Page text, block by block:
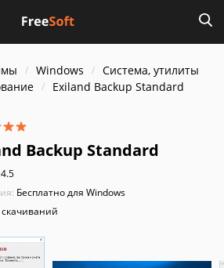
Windows
Система, утилиты
Exiland Backup Standard
Backup Standard
4.5
Бесплатно для Windows